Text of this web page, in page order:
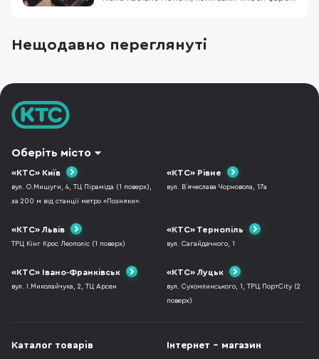
зважати на попередження про закінчення
фарби? які основні види фарб використову
Нещодавно переглянуті
Оберіть місто
«КТС» Київ
вул. О.Мишуги, 4, ТЦ Піраміда (1 поверх),
за 200 м від станції метро «Позняки».
«КТС» Рівне
вул. В`ячеслава Чорновола, 17а
«КТС» Львів
ТРЦ Кінг Крос Леополіс (1 поверх)
«КТС» Тернопіль
вул. Сагайдачного, 1
«КТС» Івано-Франківськ
вул. І.Миколайчука, 2, ТЦ Арсен
«КТС» Луцьк
вул. Сухомлинського, 1, ТРЦ ПортCity (2
поверх)
Каталог товарів Інтернет - магазин